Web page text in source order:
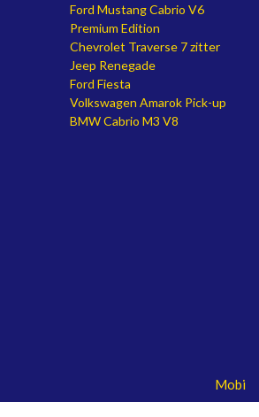
Ford Mustang Cabrio V6
Premium Edition
Chevrolet Traverse 7 zitter
Jeep Renegade
Ford Fiesta
Volkswagen Amarok Pick-up
BMW Cabrio M3 V8
Mobile